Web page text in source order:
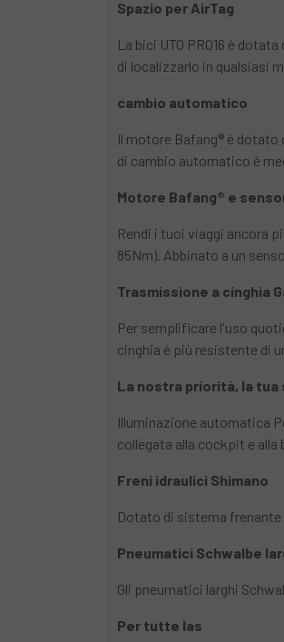
Spazio per AirTag
La bici UTO PRO16 è
di localizzarlo in qualsiasi
cambio automatico
Il motore Bafang® è
di cambio automatico è
Motore Bafang® e
Rendi i tuoi viaggi ancora
85Nm). Abbinato a un
Trasmissione a cinghia
Per semplificare l'uso
cinghia è più resistente di
La nostra priorità, la tua
Illuminazione automatica
collegata alla cockpit e alla
Freni idraulici Shimano
Dotato di sistema
Pneumatici Schwalbe
Gli pneumatici larghi
Per tutte las